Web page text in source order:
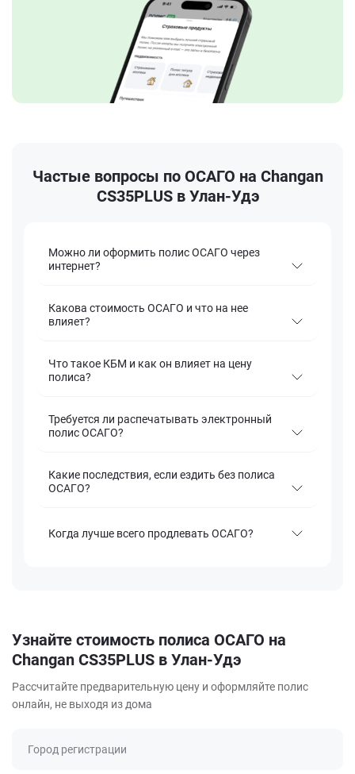
Частые вопросы по ОСАГО на Changan
CS35PLUS в Улан-Удэ
Можно ли оформить полис ОСАГО через
интернет?
Какова стоимость ОСАГО и что на нее
влияет?
Что такое КБМ и как он влияет на цену
полиса?
Требуется ли распечатывать электронный
полис ОСАГО?
Какие последствия, если ездить без полиса
ОСАГО?
Когда лучше всего продлевать ОСАГО?
Узнайте стоимость полиса ОСАГО на
Changan CS35PLUS в Улан-Удэ
Рассчитайте предварительную цену и оформляйте полис
онлайн, не выходя из дома
Город регистрации